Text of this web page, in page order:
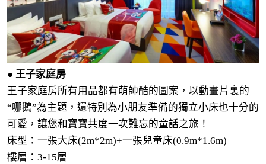
● 王子家庭房
王子家庭房所有用品都有萌帥酷的圖案，以動畫片裏的
“哪鵝”為主題，還特別為小朋友準備的獨立小床也十分的
可愛，讓您和寶寶共度一次難忘的童話之旅！
床型：一張大床(2m*2m)+一張兒童床(0.9m*1.6m)
樓層：3-15層